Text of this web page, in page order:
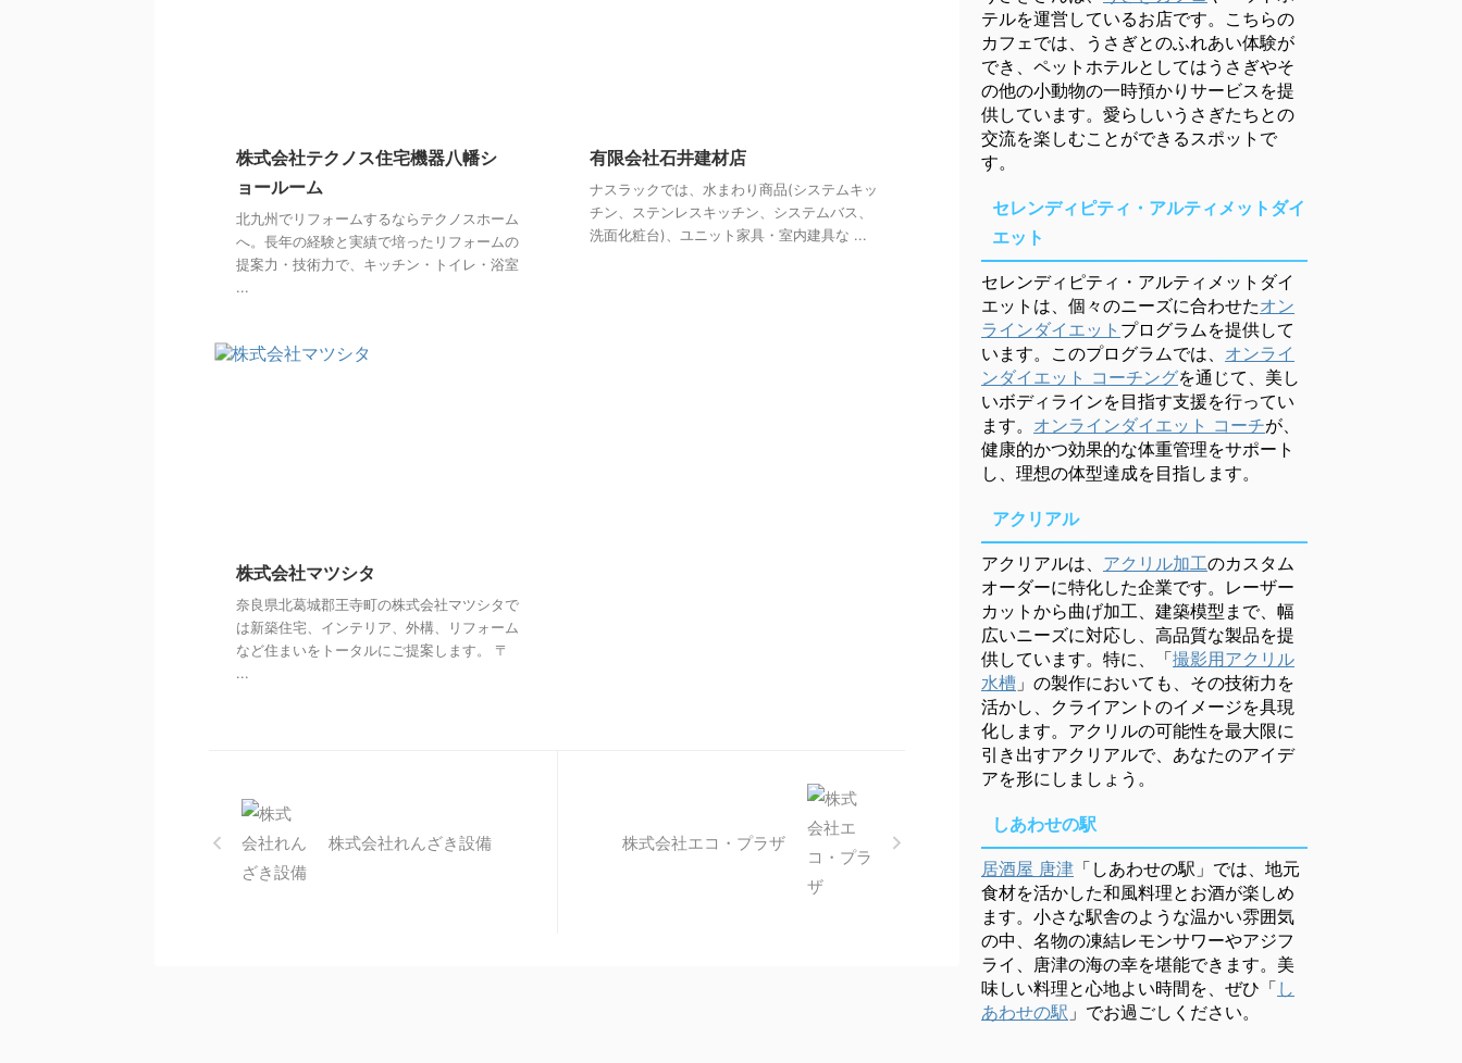
株式会社テクノス住宅機器八幡シ
ョールーム
北九州でリフォームするならテクノスホーム
へ。長年の経験と実績で培ったリフォームの
提案力・技術力で、キッチン・トイレ・浴室
...
有限会社石井建材店
ナスラックでは、水まわり商品(システムキッ
チン、ステンレスキッチン、システムバス、
洗面化粧台)、ユニット家具・室内建具な ...
株式会社マツシタ
奈良県北葛城郡王寺町の株式会社マツシタで
は新築住宅、インテリア、外構、リフォーム
など住まいをトータルにご提案します。 〒
...
株式会社れんざき設備 株式会社エコ・プラザ
テルを運営しているお店です。こちらの
カフェでは、うさぎとのふれあい体験が
でき、ペットホテルとしてはうさぎやそ
の他の小動物の一時預かりサービスを提
供しています。愛らしいうさぎたちとの
交流を楽しむことができるスポットで
す。
セレンディピティ・アルティメットダイ
エット
セレンディピティ・アルティメットダイ
エットは、個々のニーズに合わせたオン
ラインダイエット プログラムを提供して
います。このプログラムでは、 オンライ
ンダイエット コーチングを通じて、美し
いボディラインを目指す支援を行ってい
ます。 オンラインダイエット コーチが、
健康的かつ効果的な体重管理をサポート
し、理想の体型達成を目指します。
アクリアル
アクリアルは、 アクリル加工のカスタム
オーダーに特化した企業です。レーザー
カットから曲げ加工、建築模型まで、幅
広いニーズに対応し、高品質な製品を提
供しています。特に、「撮影用アクリル
水槽 」の製作においても、その技術力を
活かし、クライアントのイメージを具現
化します。アクリルの可能性を最大限に
引き出すアクリアルで、あなたのアイデ
アを形にしましょう。
しあわせの駅
居酒屋 唐津 「しあわせの駅」では、地元
食材を活かした和風料理とお酒が楽しめ
ます。小さな駅舎のような温かい雰囲気
の中、名物の凍結レモンサワーやアジフ
ライ、唐津の海の幸を堪能できます。美
味しい料理と心地よい時間を、ぜひ「 し
あわせの駅 」でお過ごしください。